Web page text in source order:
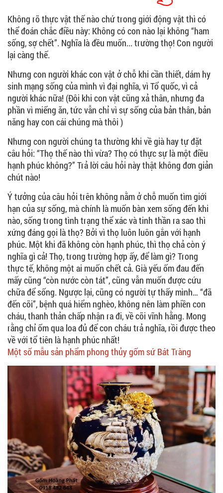
Không rõ thực vật thế nào chứ trong giới động vật thì có
thể đoán chắc điều này: Không có con nào lại không “ham
sống, sợ chết”. Nghĩa là đều muốn... trường thọ! Con người
lại càng thế.
Nhưng con người khác con vật ở chỗ khi cần thiết, dám hy
sinh mạng sống của mình vì đại nghĩa, vì Tổ quốc, vì cả
người khác nữa! (Đôi khi con vật cũng xả thân, nhưng đa
phần vì miếng ăn, tức vẫn chỉ vì sự sống của bản thân, bản
năng hay con cái chúng mà thôi )
Nhưng con người chúng ta thường khi về già hay tự đặt
câu hỏi: “Thọ thế nào thì vừa? Thọ có thực sự là một điều
hạnh phúc không?” Trả lời câu hỏi này thật không đơn giản
chút nào!
Ý tưởng của câu hỏi trên không nằm ở chỗ muốn tìm giới
hạn của sự sống, mà chính là muốn bàn xem sống đến khi
nào, sống trong tình trạng thể xác và tinh thần ra sao thì
xứng đáng gọi là thọ? Bởi vì thọ luôn luôn gắn với hạnh
phúc. Một khi đã không còn hạnh phúc, thì thọ chả còn ý
nghĩa gì cả! Thọ, trong trường hợp ấy, để làm gì? Trong
thực tế, không một ai muốn chết cả. Già yếu ốm đau đến
mấy cũng “còn nước còn tát”, cũng vẫn muốn được cứu
chữa để sống. Ngược lại, cũng có người tự thấy mình… “đã
đến cõi”, bệnh quá hiểm nghèo, không nên làm phiền con
cháu, thanh thản chấp nhận ra đi, về cõi vĩnh hằng. Mong
rằng chỉ ốm qua loa đủ để con cháu trả nghĩa, rồi được theo
về với tổ tiên là hạnh phúc nhất!
Một số mẫu sản phẩm phong thủy gốm sứ Bát Tràng